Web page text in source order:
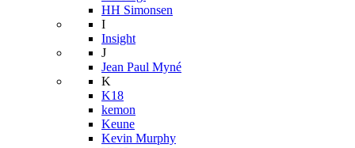
HH Simonsen
I
Insight
J
Jean Paul Myné
K
K18
kemon
Keune
Kevin Murphy